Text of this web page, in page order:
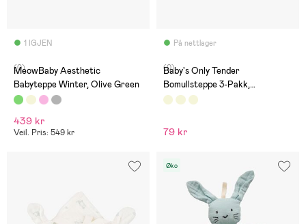
1 IGJEN
(0)
MeowBaby Aesthetic
Babyteppe Winter, Olive Green
439 kr
Veil. Pris: 549 kr
På nettlager
(0)
Baby's Only Tender
Bomullsteppe 3-Pakk,
Beige/Linen
79 kr
Øko